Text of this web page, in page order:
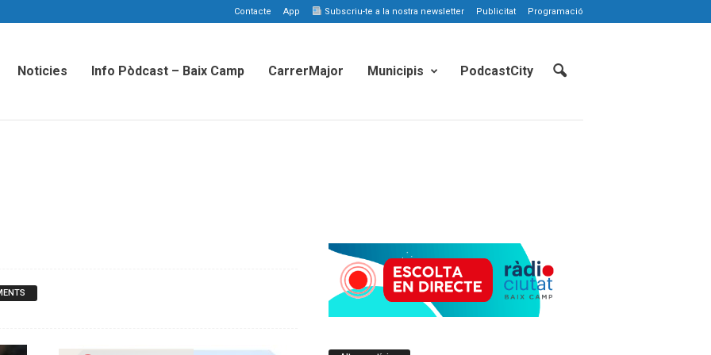
Contacte App Subscriu-te a la nostra newsletter Publicitat Programació
Noticies Info Pòdcast – Baix Camp CarrerMajor Municipis PodcastCity